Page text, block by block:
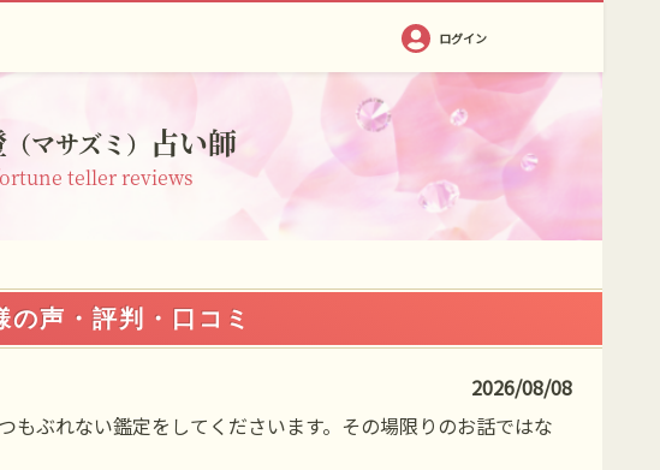
ログイン
（マサズミ） 占い師
teller reviews
の声・評判・口コミ
2026/08/08
もぶれない鑑定をしてくださいます。その場限りのお話ではな